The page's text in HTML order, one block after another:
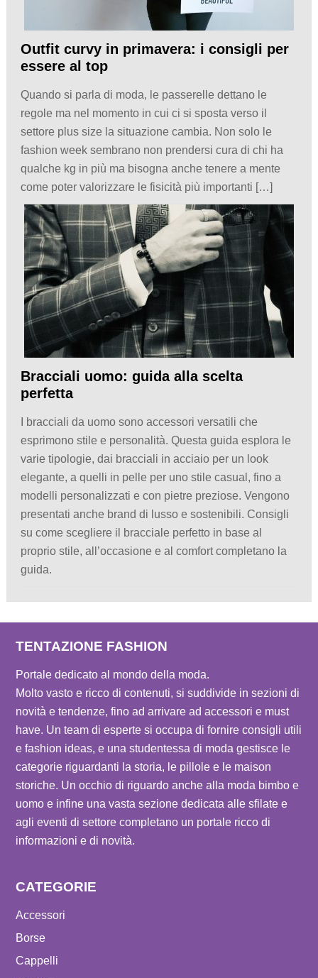
Outfit curvy in primavera: i consigli per
essere al top
Quando si parla di moda, le passerelle dettano le
regole ma nel momento in cui ci si sposta verso il
settore plus size la situazione cambia. Non solo le
fashion week sembrano non prendersi cura di chi ha
qualche kg in più ma bisogna anche tenere a mente
come poter valorizzare le fisicità più importanti […]
Bracciali uomo: guida alla scelta
perfetta
I bracciali da uomo sono accessori versatili che
esprimono stile e personalità. Questa guida esplora le
varie tipologie, dai bracciali in acciaio per un look
elegante, a quelli in pelle per uno stile casual, fino a
modelli personalizzati e con pietre preziose. Vengono
presentati anche brand di lusso e sostenibili. Consigli
su come scegliere il bracciale perfetto in base al
proprio stile, all’occasione e al comfort completano la
guida.
TENTAZIONE FASHION
Portale dedicato al mondo della moda.
Molto vasto e ricco di contenuti, si suddivide in sezioni di
novità e tendenze, fino ad arrivare ad accessori e must
have. Un team di esperte si occupa di fornire consigli utili
e fashion ideas, e una studentessa di moda gestisce le
categorie riguardanti la storia, le pillole e le maison
storiche. Un occhio di riguardo anche alla moda bimbo e
uomo e infine una vasta sezione dedicata alle sfilate e
agli eventi di settore completano un portale ricco di
informazioni e di novità.
CATEGORIE
Accessori
Borse
Cappelli